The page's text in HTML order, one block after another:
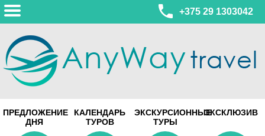
+375 29 1303042
ул. Леонида Беды, 45-547
смотреть на карте
ПРЕДЛОЖЕНИЕ
ДНЯ
КАЛЕНДАРЬ
ТУРОВ
ЭКСКУРСИОННЫЕ
ТУРЫ
ЭКСКЛЮЗИВ